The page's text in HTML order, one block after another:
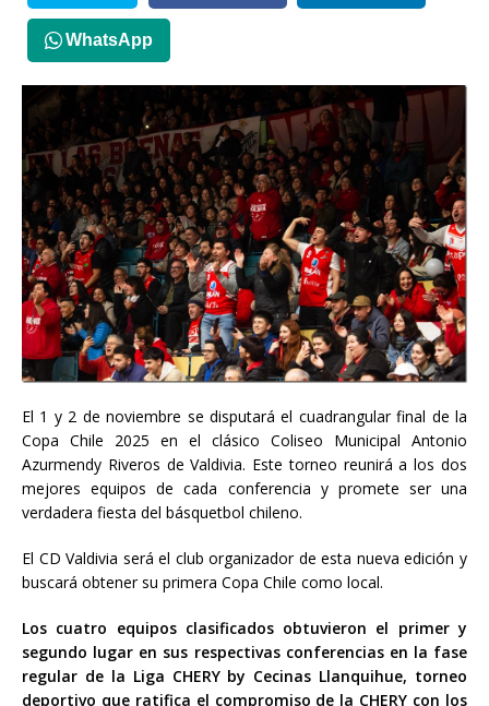
WhatsApp
El 1 y 2 de noviembre se disputará el cuadrangular final de la
Copa Chile 2025 en el clásico Coliseo Municipal Antonio
Azurmendy Riveros de Valdivia. Este torneo reunirá a los dos
mejores equipos de cada conferencia y promete ser una
verdadera fiesta del básquetbol chileno.
El CD Valdivia será el cluborganizador de esta nueva edición y
buscará obtener su primera Copa Chile como local.
Los cuatro equipos clasificados obtuvieron el primer y
segundo lugar en sus respectivas conferencias en la fase
regular de la Liga CHERY by Cecinas Llanquihue, torneo
deportivo que ratifica el compromiso de la CHERY con los